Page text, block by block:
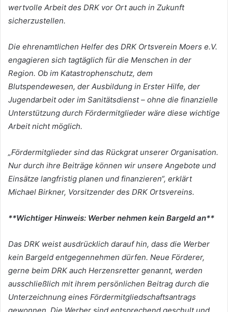
wertvolle Arbeit des DRK vor Ort auch in Zukunft
sicherzustellen.
Die ehrenamtlichen Helfer des DRK Ortsverein Moers e.V.
engagieren sich tagtäglich für die Menschen in der
Region. Ob im Katastrophenschutz, dem
Blutspendewesen, der Ausbildung in Erster Hilfe, der
Jugendarbeit oder im Sanitätsdienst – ohne die finanzielle
Unterstützung durch Fördermitglieder wäre diese wichtige
Arbeit nicht möglich.
„Fördermitglieder sind das Rückgrat unserer Organisation.
Nur durch ihre Beiträge können wir unsere Angebote und
Einsätze langfristig planen und finanzieren“, erklärt
Michael Birkner, Vorsitzender des DRK Ortsvereins.
**Wichtiger Hinweis: Werber nehmen kein Bargeld an**
Das DRK weist ausdrücklich darauf hin, dass die Werber
kein Bargeld entgegennehmen dürfen. Neue Förderer,
gerne beim DRK auch Herzensretter genannt, werden
ausschließlich mit ihrem persönlichen Beitrag durch die
Unterzeichnung eines Fördermitgliedschaftsantrags